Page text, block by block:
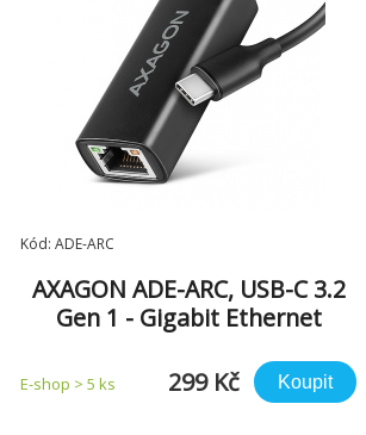
Kód: ADE-ARC
AXAGON ADE-ARC, USB-C 3.2
Gen 1 - Gigabit Ethernet
auto instal
E-shop > 5 ks 299 Kč Koupit